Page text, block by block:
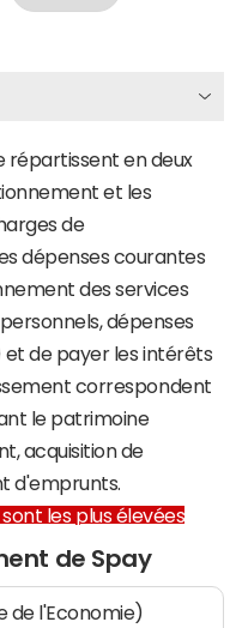
répartissent en deux
et les
de
dépenses courantes
des services
dépenses
de payer les intérêts
correspondent
le patrimoine
acquisition de
d'emprunts.
les plus élevées
de Spay
de l'Economie)